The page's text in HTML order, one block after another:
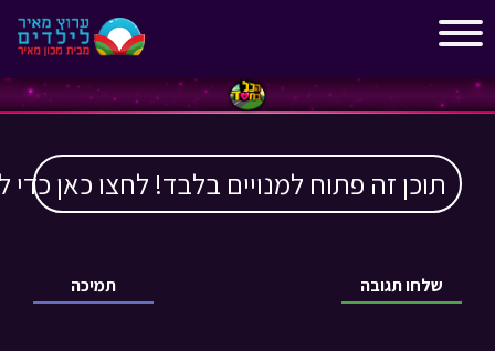
תוכן זה פתוח למנויים בלבד! לחצו כאן כדי
תמיכה שלחו תגובה